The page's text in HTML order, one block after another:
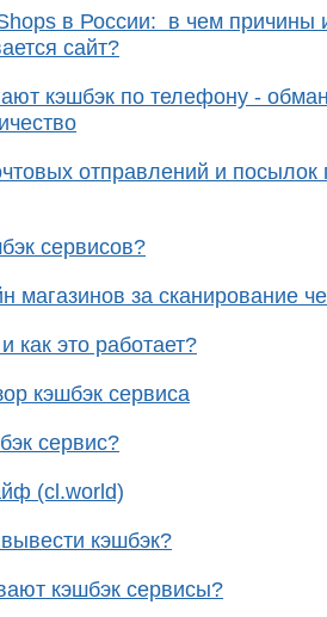
в России: в чем причины
сайт?
кэшбэк по телефону -
отправлений и посылок
сервисов?
магазинов за сканирование
как это работает?
кэшбэк сервиса
сервис?
(cl.world)
кэшбэк?
кэшбэк сервисы?